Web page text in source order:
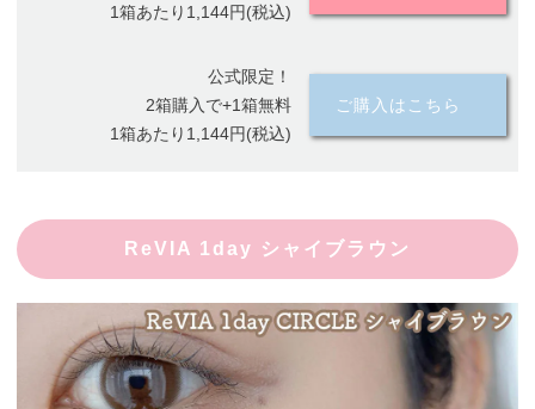
1箱あたり1,144円(税込)
公式限定！
2箱購入で+1箱無料
1箱あたり1,144円(税込)
ご購入はこちら
ReVIA 1day シャイブラウン